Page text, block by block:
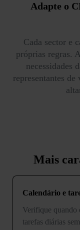
Adapte o
Cada sector e
próprias regras.
necessidades
representantes
Mais
Calendário e
Verifique quando
tarefas diárias